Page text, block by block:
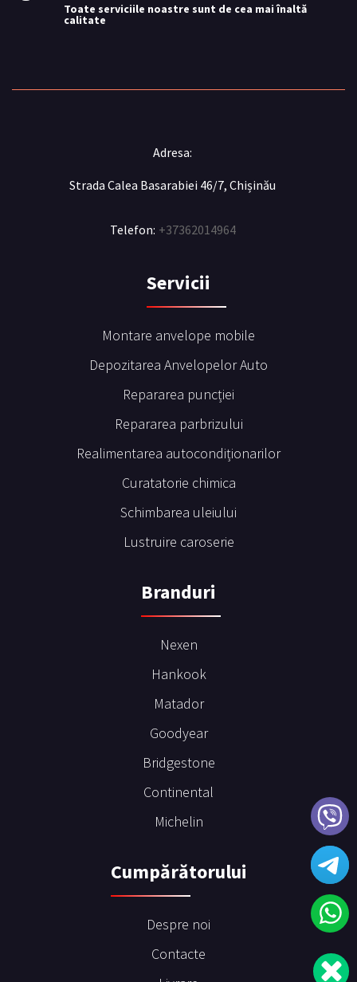
Toate serviciile noastre sunt de cea mai înaltă
calitate
Adresa:
Strada Calea Basarabiei 46/7, Chișinău
Telefon: +37362014964
Servicii
Montare anvelope mobile
Depozitarea Anvelopelor Auto
Repararea puncției
Repararea parbrizului
Realimentarea autocondiționarilor
Curatatorie chimica
Schimbarea uleiului
Lustruire caroserie
Branduri
Nexen
Hankook
Matador
Goodyear
Bridgestone
Continental
Michelin
Сumpărătorului
Despre noi
Contacte